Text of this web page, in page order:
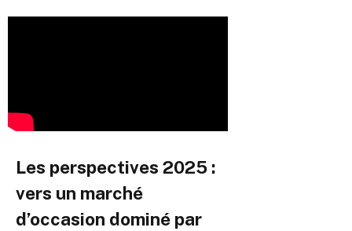
Les perspectives 2025 :
vers un marché
d’occasion dominé par